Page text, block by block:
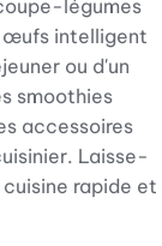
légumes
œufs intelligent
ou d'un
smoothies
accessoires
Laisse-
rapide et